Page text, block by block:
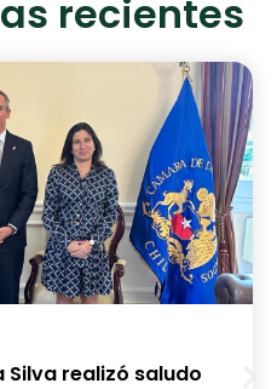
recientes
realizó saludo